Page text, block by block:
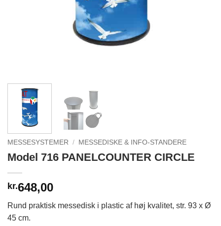
MESSESYSTEMER / MESSEDISKE & INFO-STANDERE
Model 716 PANELCOUNTER CIRCLE
kr.648,00
Rund praktisk messedisk i plastic af høj kvalitet, str. 93 x Ø
45 cm.